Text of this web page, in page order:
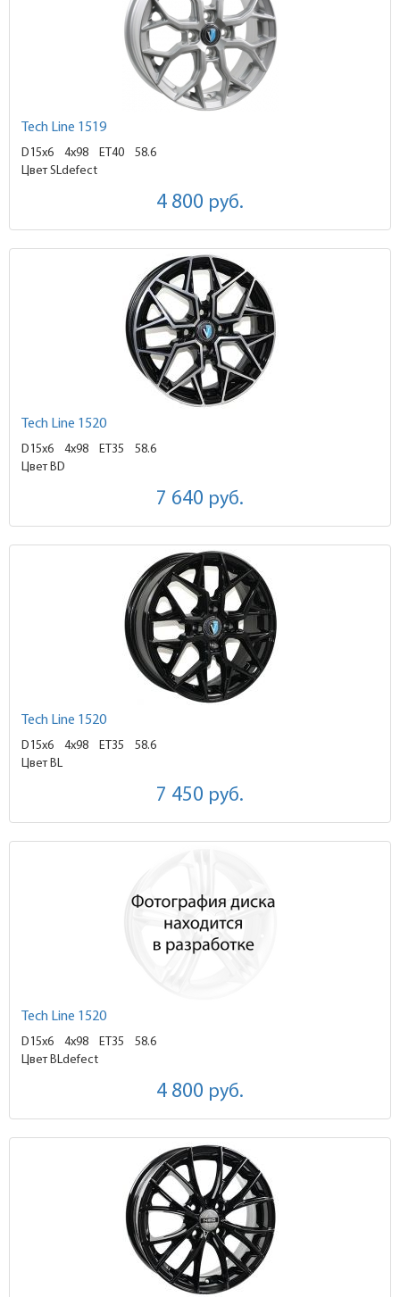
Tech Line 1519
D15x6 4x98 ET40
58.6
Цвет SLdefect
4 800 руб.
Tech Line 1520
D15x6 4x98 ET35
58.6
Цвет BD
7 640 руб.
Tech Line 1520
D15x6 4x98 ET35
58.6
Цвет BL
7 450 руб.
Tech Line 1520
D15x6 4x98 ET35
58.6
Цвет BLdefect
4 800 руб.